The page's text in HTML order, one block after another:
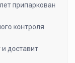
припаркован
контроля
доставит